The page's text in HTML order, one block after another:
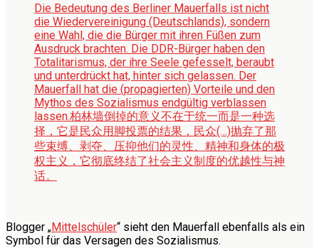
Die Bedeutung des Berliner Mauerfalls ist nicht
die Wiedervereinigung (Deutschlands), sondern
eine Wahl, die die Bürger mit ihren Füßen zum
Ausdruck brachten. Die DDR-Bürger haben den
Totalitarismus, der ihre Seele gefesselt, beraubt
und unterdrückt hat, hinter sich gelassen. Der
Mauerfall hat die (propagierten) Vorteile und den
Mythos des Sozialismus endgültig verblassen
lassen.柏林墙倒掉的意义不在于统一而是一种选
择，它是民众用脚投票的结果，民众(…)抛弃了那
些束缚、剥夺、压抑他们的灵性、精神和身体的极
权主义，它彻底终结了社会主义制度的优越性与神
话。
Blogger „Mittelschüler“ sieht den Mauerfall ebenfalls als ein
Symbol für das Versagen des Sozialismus.